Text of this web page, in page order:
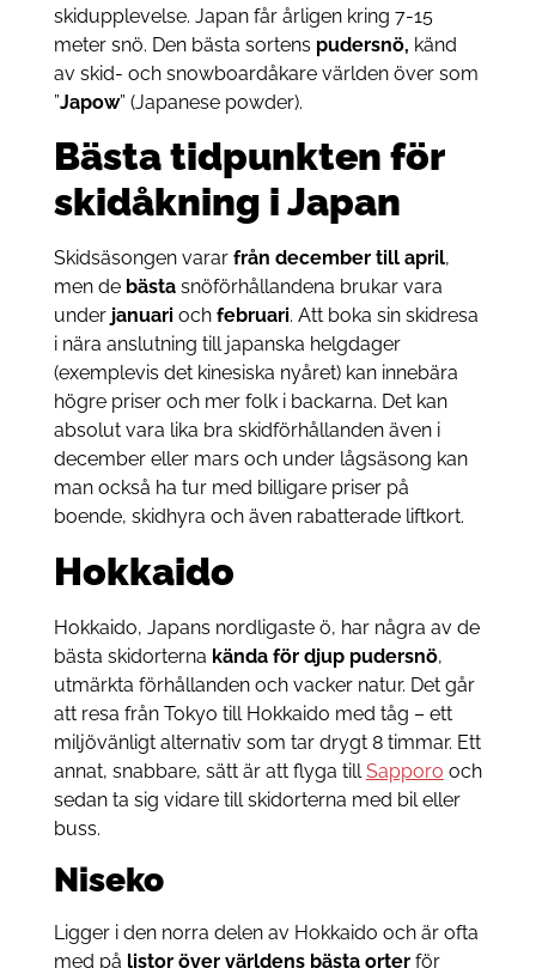
skidupplevelse. Japan får årligen kring 7-15
meter snö. Den bästa sortens pudersnö, känd
av skid- och snowboardåkare världen över som
”Japow” (Japanese powder).
Bästa tidpunkten för
skidåkning i Japan
Skidsäsongen varar från december till april,
men de bästasnöförhållandena brukar vara
under januarioch februari. Att boka sin skidresa
i nära anslutning till japanska helgdager
(exemplevis det kinesiska nyåret) kan innebära
högre priser och mer folk i backarna. Det kan
absolut vara lika bra skidförhållanden även i
december eller mars och under lågsäsong kan
man också ha tur med billigare priser på
boende, skidhyra och även rabatterade liftkort.
Hokkaido
Hokkaido, Japans nordligaste ö, har några av de
bästa skidorterna kända för djup pudersnö,
utmärkta förhållanden och vacker natur. Det går
att resa från Tokyo till Hokkaido med tåg – ett
miljövänligt alternativ som tar drygt 8 timmar. Ett
annat, snabbare, sätt är att flyga till Sapporo och
sedan ta sig vidare till skidorterna med bil eller
buss.
Niseko
Ligger i den norra delen av Hokkaido och är ofta
med på listor över världens bästa orter för